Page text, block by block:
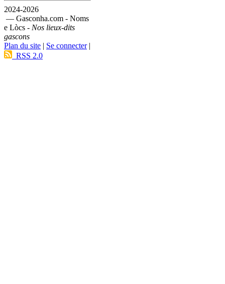
2024-2026
— Gasconha.com - Noms
e Lòcs - Nos lieux-dits
gascons
Plan du site | Se connecter|
RSS 2.0